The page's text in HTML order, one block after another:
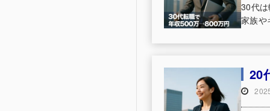
30代
家族や
20